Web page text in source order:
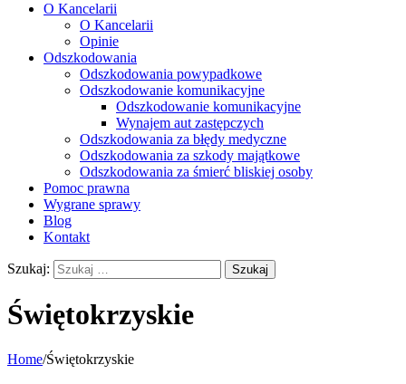
O Kancelarii
O Kancelarii
Opinie
Odszkodowania
Odszkodowania powypadkowe
Odszkodowanie komunikacyjne
Odszkodowanie komunikacyjne
Wynajem aut zastępczych
Odszkodowania za błędy medyczne
Odszkodowania za szkody majątkowe
Odszkodowania za śmierć bliskiej osoby
Pomoc prawna
Wygrane sprawy
Blog
Kontakt
Szukaj:
Świętokrzyskie
Home/Świętokrzyskie